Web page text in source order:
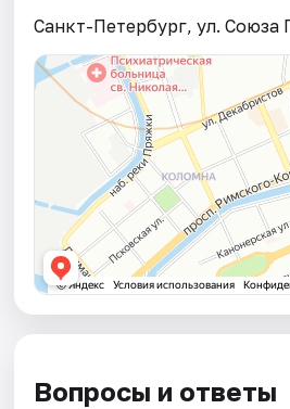
Санкт-Петербург, ул. Союза
Вопросы и ответы